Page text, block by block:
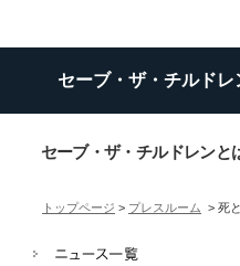
セーブ・ザ・チルドレ
セーブ・ザ・チルドレンと
トップページ > プレスルーム > 死